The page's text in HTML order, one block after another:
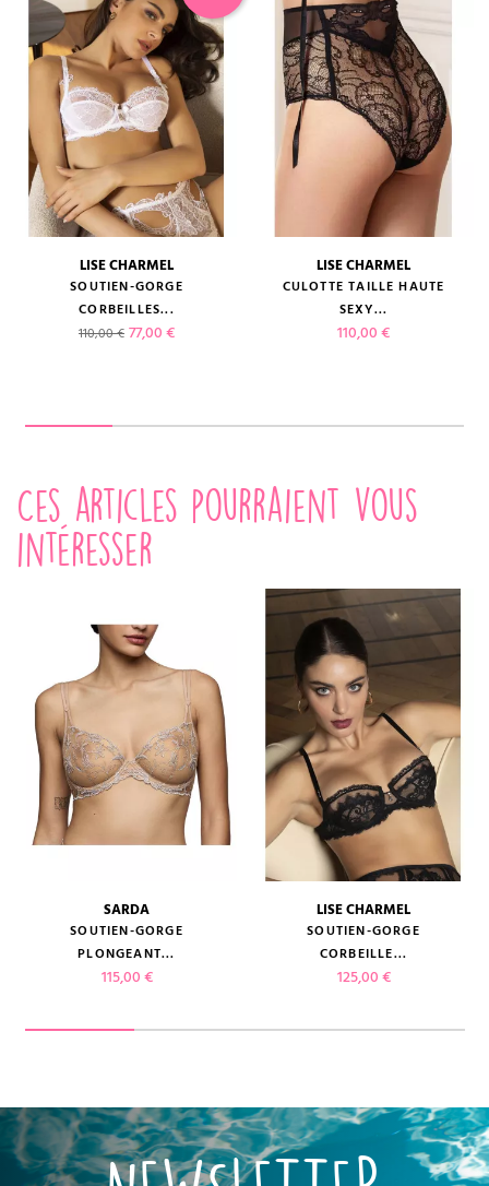
LISE CHARMEL
SOUTIEN-GORGE
CORBEILLES...
Prix de base
110,00 € Prix
77,00 €
LISE CHARMEL
CULOTTE TAILLE HAUTE
SEXY...
Prix
110,00 €
Ces articles pourraient vous
intéresser
SARDA
SOUTIEN-GORGE
PLONGEANT...
Prix
115,00 €
LISE CHARMEL
SOUTIEN-GORGE
CORBEILLE...
Prix
125,00 €